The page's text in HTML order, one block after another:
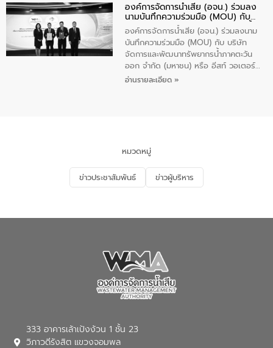
ชุมชนและการบำบัดน้ำเสียเบื้องต้น ให้กับ
นักเรียนชั้นประถมศึกษาปีที่ 5 โรงเรียน
เทศบาล 1 (พะเยาประชานุกูล) จำนวน 30
คน
องค์การจัดการน้ำเสีย (อจน.) ร่วมลง
นามบันทึกความร่วมมือ (MOU) กับ
บริษัท จัดการและพัฒนาทรัพยากรน้ำ
ภาคตะวันออก จำกัด (มหาชน) หรือ อีส
ท์ วอเตอร์
องค์การจัดการน้ำเสีย (อจน.) ร่วมลงนาม
บันทึกความร่วมมือ (MOU) กับ บริษัท
จัดการและพัฒนาทรัพยากรน้ำภาคตะวัน
ออก จำกัด (มหาชน) หรือ อีสท์ วอเตอร์
เมื่อวันอังคารที่ 4 สิงหาคม 2569 ณ ห้อง
ด้านน้ำของประเทศ และเตรียมความพร้อม
รองรับการเติบโตของเมือง รวมถึงการ
ลงทุนในอุตสาหกรรมแห่งอนาคต ตลอดจน
มุ่งตอบโจทย์ความท้าทายจากวิกฤตการ
ในครั้งนี้เป็นการดึงจุดแข็งและความ
(อจน.) มาผสานกับประสบการณ์และ
เทคโนโลยีโครงข่ายน้ำครบวงจรในพื้นที่ EEC
ของอีสท์ วอเตอร์ เพื่อร่วมกันศึกษา
เทคโนโลยีการปรับปรุงคุณภาพน้ำ (Water
Reuse) และพัฒนารูปแบบการดำเนินงาน
ใช้น้ำที่พุ่งสูงขึ้นจากการขยายตัวของ
อ่านรายละเอียด »
หมวดหมู่
ข่าวประชาสัมพันธ์ ข่าวผู้บริหาร
333 อาคารเล้าเป้งง้วน 1 ชั้น 23
วิภาวดีรังสิต แขวงจอมพล